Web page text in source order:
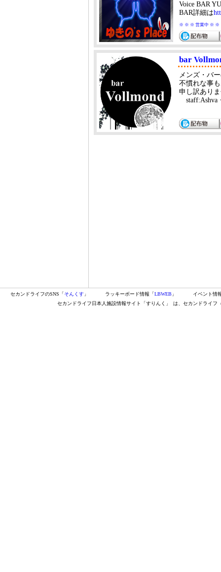
Voice BAR
BAR詳細は
※ ※ ※ 営業中 ※ ※
bar
メンズ・バ
不慣れな事
申し訳あり
セカンドライフのSNS「そんくす 」 ラッキーボード情報「LBWEB 」
イベント情
セカンドライフ日本人施設情報サイト「すりんく」
は、セカンドライフ